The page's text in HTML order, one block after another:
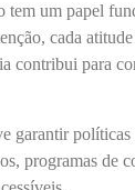
tem um papel
cada
contribui para
garantir
programas de